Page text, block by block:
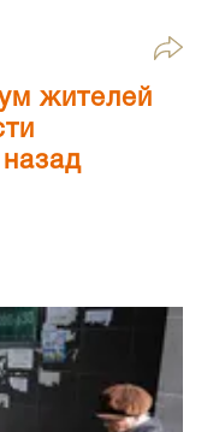
жителей
назад